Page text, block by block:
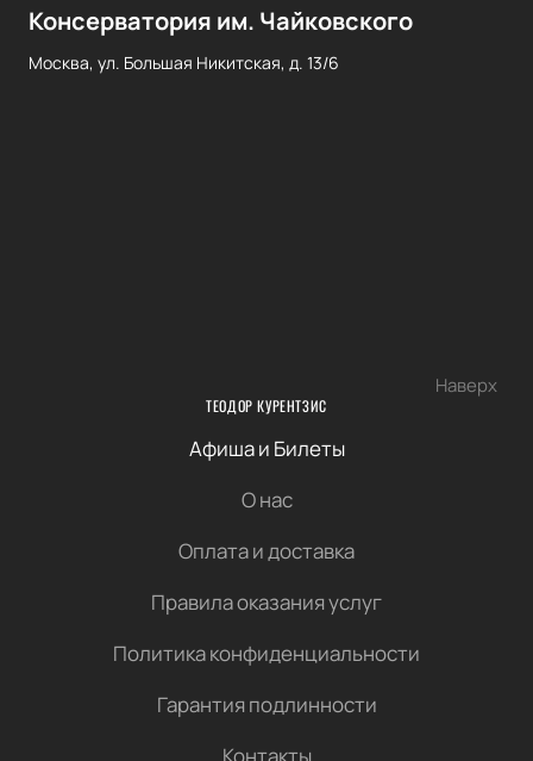
Консерватория им. Чайковского
Москва, ул. Большая Никитская, д. 13/6
Наверх
ТЕОДОР КУРЕНТЗИС
Афиша и Билеты
О нас
Оплата и доставка
Правила оказания услуг
Политика конфиденциальности
Гарантия подлинности